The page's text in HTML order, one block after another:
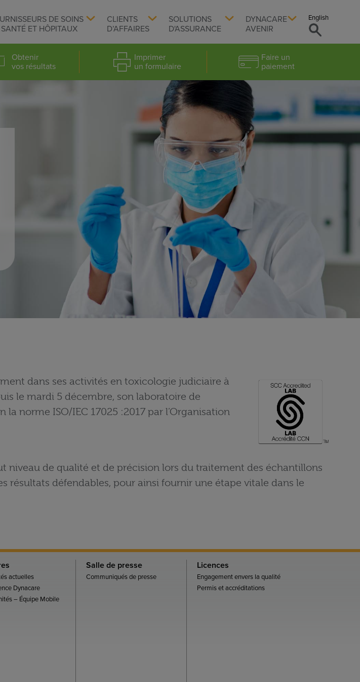
DE SOINS
ET HÔPITAUX
CLIENTS
D’AFFAIRES
SOLUTIONS
D'ASSURANCE
DYNACARE
AVENIR
English
Obtenir
vos résultats
Imprimer
un formulaire
Faire un
paiement
dans ses activités en toxicologie judiciaire à
le mardi 5 décembre, son laboratoire de
norme ISO/IEC 17025 :2017 par l’Organisation
niveau de qualité et de précision lors du traitement des échantillons
résultats défendables, pour ainsi fournir une étape vitale dans le
actuelles
Dynacare
– Équipe Mobile
Salle de presse
Communiqués de presse
Licences
Engagement envers la qualité
Permis et accréditations